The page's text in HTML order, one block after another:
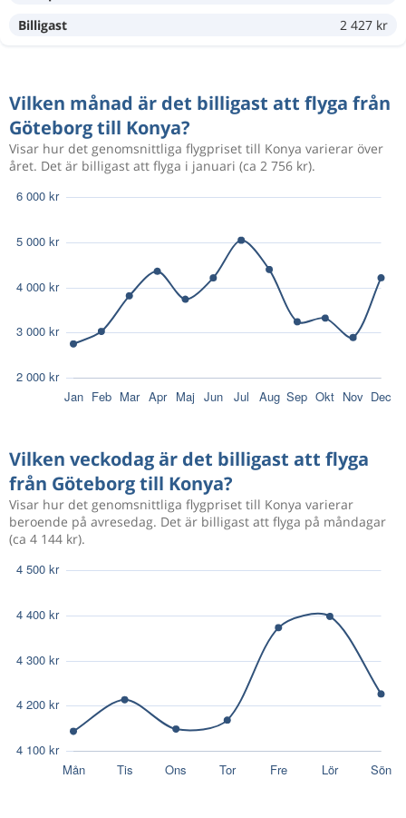
Aug 27
6 201 kr
Aug 30 KonyaGöteborg
Sep 18 GöteborgKonya
Aug 13 GöteborgKonya
Göteborg
8 166 kr
Sep 10 Göteborg 3 319 kr
Göteborg Konya
Aug 12 Göteborg Konya
Sep 5 KonyaGöteborg
3 184 kr
Aug 12 GöteborgKonya 3 292 kr
Aug 14 3 618 kr
Konya
Aug 30
Billigast
2 427 kr
Vilken månad är det billigast att flyga från
Göteborg till Konya?
Visar hur det genomsnittliga flygpriset till Konya varierar över
året. Det är billigast att flyga i januari (ca 2 756 kr).
Vilken veckodag är det billigast att flyga
från Göteborg till Konya?
Visar hur det genomsnittliga flygpriset till Konya varierar
beroende på avresedag. Det är billigast att flyga på måndagar
(ca 4 144 kr).